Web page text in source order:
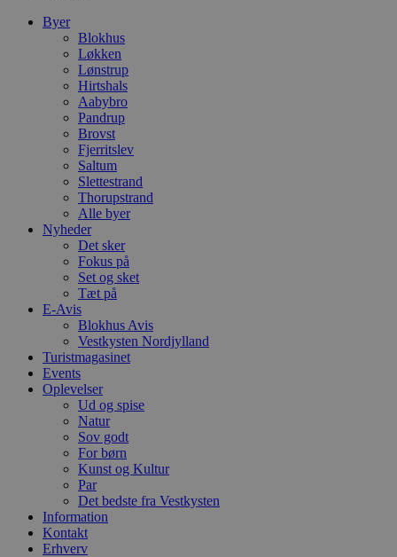
Byer
Blokhus
Løkken
Lønstrup
Hirtshals
Aabybro
Pandrup
Brovst
Fjerritslev
Saltum
Slettestrand
Thorupstrand
Alle byer
Nyheder
Det sker
Fokus på
Set og sket
Tæt på
E-Avis
Blokhus Avis
Vestkysten Nordjylland
Turistmagasinet
Events
Oplevelser
Ud og spise
Natur
Sov godt
For børn
Kunst og Kultur
Par
Det bedste fra Vestkysten
Information
Kontakt
Erhverv